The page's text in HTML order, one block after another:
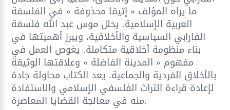
100,00 د.م..
ما يراه المؤلف « إتيقا محذوفة » في الفلسفة
العربية الإسلامية. يحلل موس عبد الله فلسفة
الفارابي السياسية والأخلاقية، ويبرز أهميتها في
بناء منظومة أخلاقية متكاملة. يغوص العمل في
مفهوم « المدينة الفاضلة » وعلاقتها الوثيقة
بالأخلاق الفردية والجماعية. يعد الكتاب محاولة جادة
لإعادة قراءة التراث الفلسفي الإسلامي والاستفادة
منه في معالجة القضايا المعاصرة.